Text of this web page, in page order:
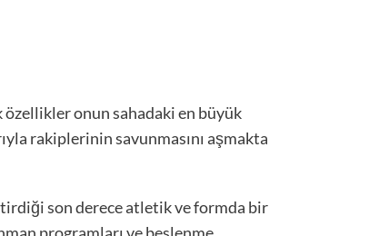
onun sahadaki en büyük
rakiplerinin savunmasını aşmakta
son derece atletik ve formda bir